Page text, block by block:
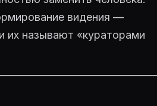
видения —
их называют «кураторами